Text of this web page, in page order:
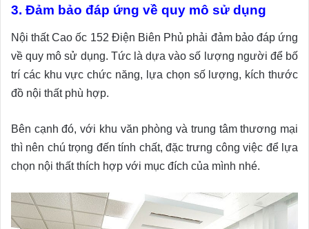
3. Đảm bảo đáp ứng về quy mô sử dụng
Nội thất Cao ốc 152 Điện Biên Phủ phải đảm bảo đáp ứng
về quy mô sử dụng. Tức là dựa vào số lượng người để bố
trí các khu vực chức năng, lựa chọn số lượng, kích thước
đồ nội thất phù hợp.
Bên cạnh đó, với khu văn phòng và trung tâm thương mại
thì nên chú trọng đến tính chất, đặc trưng công việc để lựa
chọn nội thất thích hợp với mục đích của mình nhé.